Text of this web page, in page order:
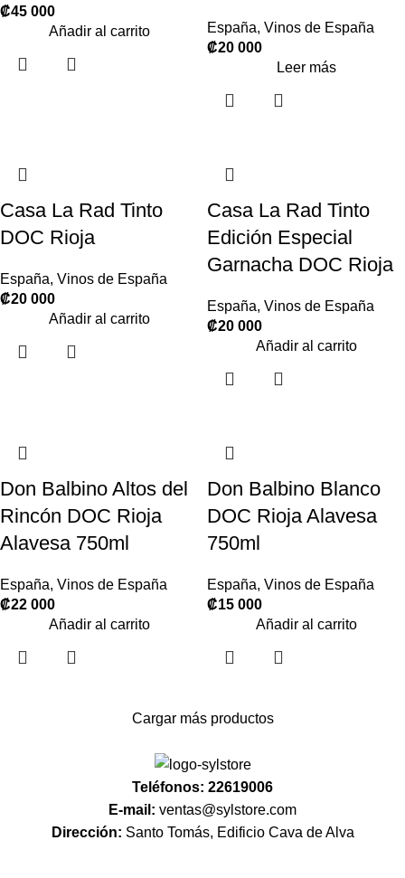
₡45 000
Añadir al carrito
España, Vinos de España
₡20 000
Leer más
Casa La Rad Tinto
DOC Rioja
España, Vinos de España
₡20 000
Añadir al carrito
Casa La Rad Tinto
Edición Especial
Garnacha DOC Rioja
España, Vinos de España
₡20 000
Añadir al carrito
Don Balbino Altos del
Rincón DOC Rioja
Alavesa 750ml
España, Vinos de España
₡22 000
Añadir al carrito
Don Balbino Blanco
DOC Rioja Alavesa
750ml
España, Vinos de España
₡15 000
Añadir al carrito
Cargar más productos
Teléfonos: 22619006
E-mail: ventas@sylstore.com
Dirección: Santo Tomás, Edificio Cava de Alva